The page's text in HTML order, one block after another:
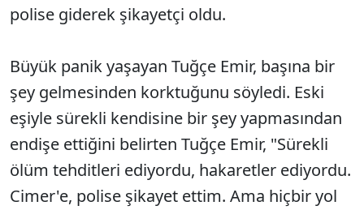
polise giderek şikayetçi oldu.
Büyük panik yaşayan Tuğçe Emir, başına bir
şey gelmesinden korktuğunu söyledi. Eski
eşiyle sürekli kendisine bir şey yapmasından
endişe ettiğini belirten Tuğçe Emir, "Sürekli
ölüm tehditleri ediyordu, hakaretler ediyordu.
Cimer'e, polise şikayet ettim. Ama hiçbir yol